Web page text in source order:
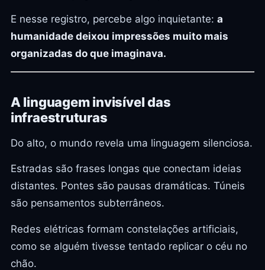
E nesse registro, percebe algo inquietante: a
humanidade deixou impressões muito mais
organizadas do que imaginava.
A linguagem invisível das
infraestruturas
Do alto, o mundo revela uma linguagem silenciosa.
Estradas são frases longas que conectam ideias
distantes. Pontes são pausas dramáticas. Túneis
são pensamentos subterrâneos.
Redes elétricas formam constelações artificiais,
como se alguém tivesse tentado replicar o céu no
chão.